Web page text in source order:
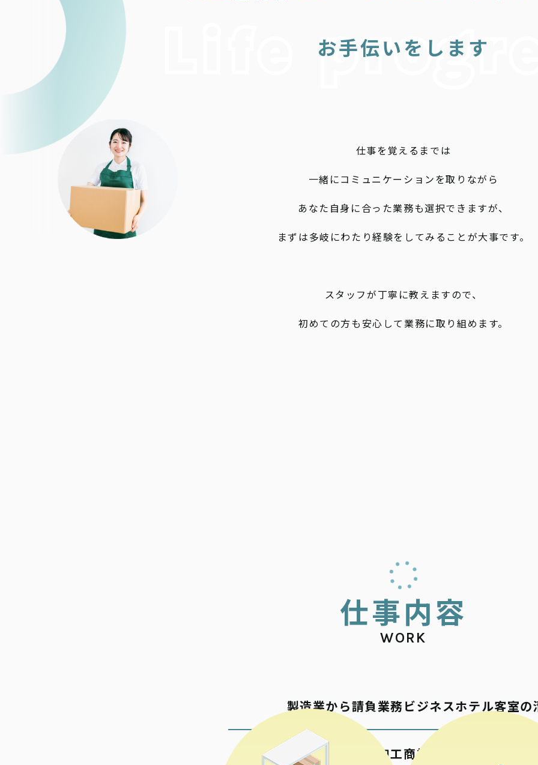
お手伝いをします
仕事を覚えるまでは
一緒にコミュニケーションを取りながら
あなた自身に合った業務も選択できますが、
まずは多岐にわたり経験をしてみることが大事です。
スタッフが丁寧に教えますので、
初めての方も安心して業務に取り組めます。
仕事内容
WORK
製造業から請負業務
包材の加工
ビジネスホテル客室の
商業施設の清掃